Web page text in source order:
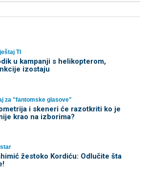
TI
u kampanji s helikopterom,
izostaju
za "fantomske glasove"
i skeneri će razotkriti ko je
krao na izborima?
žestoko Kordiću: Odlučite šta